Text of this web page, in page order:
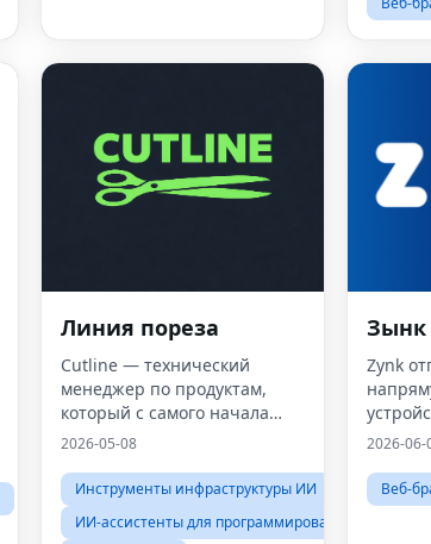
Линия пореза
Cutline — технический
менеджер по продуктам,
который с самого начала
помогает вибекодерам
стабильность и
масштабируемость.
2026-05-08
Инструменты инфраструктуры ИИ
ИИ-ассистенты для программирования
Зынк
Zynk
2026-06-
Веб-